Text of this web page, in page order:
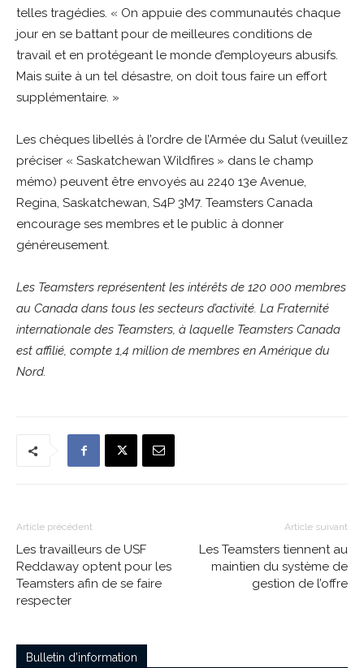
telles tragédies. « On appuie des communautés chaque
jour en se battant pour de meilleures conditions de
travail et en protégeant le monde d’employeurs abusifs.
Mais suite à un tel désastre, on doit tous faire un effort
supplémentaire. »
Les chèques libellés à l’ordre de l’Armée du Salut (veuillez
préciser « Saskatchewan Wildfires » dans le champ
mémo) peuvent être envoyés au 2240 13e Avenue,
Regina, Saskatchewan, S4P 3M7. Teamsters Canada
encourage ses membres et le public à donner
généreusement.
Les Teamsters représentent les intérêts de 120 000 membres
au Canada dans tous les secteurs d’activité. La Fraternité
internationale des Teamsters, à laquelle Teamsters Canada
est affilié, compte 1,4 million de membres en Amérique du
Nord.
Article précédent
Les travailleurs de USF
Reddaway optent pour les
Teamsters afin de se faire
respecter
Article suivant
Les Teamsters tiennent au
maintien du système de
gestion de l’offre
Bulletin d’information